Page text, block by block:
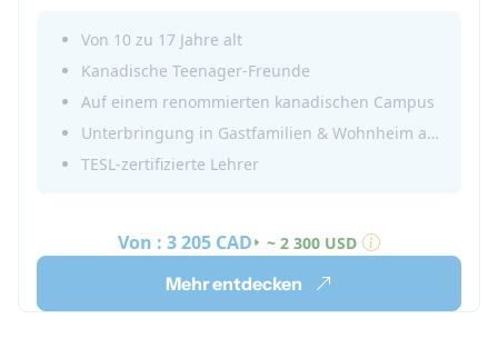
Von 10 zu 17 Jahre alt
Kanadische Teenager-Freunde
Auf einem renommierten kanadischen Campus
Unterbringung in Gastfamilien & Wohnheim auf dem Campus
TESL-zertifizierte Lehrer
Von : 3 205 CAD ~ 2 300 USD
Mehr entdecken